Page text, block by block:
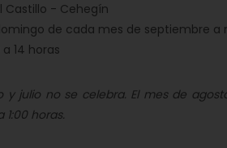
Castillo - Cehegín
de cada mes de septiembre a
a 14 horas
y julio no se celebra. El mes de
1:00 horas.